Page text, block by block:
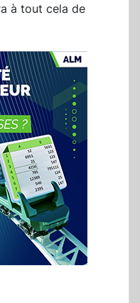
à tout cela de